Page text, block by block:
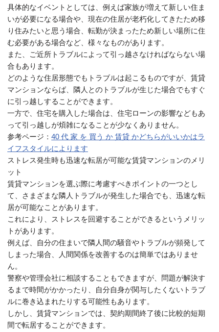
具体的なイベントとしては、例えば家族が増えて新しい住ま
いが必要になる場合や、現在の住居が老朽化してきたため移
り住みたいと思う場合、転勤が決まったため新しい場所に住
む必要がある場合など、様々なものがあります。
また、ご近所トラブルによって引っ越さなければならない場
合もあります。
どのような住居形態でもトラブルは起こるものですが、賃貸
マンションならば、隣人とのトラブルが生じた場合でもすぐ
に引っ越しすることができます。
一方で、住宅を購入した場合は、住宅ローンの影響などもあ
って引っ越しが煩雑になることが少なくありません。
参考ページ： 40 代 家 を 買う か 賃貸 かどちらがいいかはラ
イフスタイルによります
ストレス発生時も迅速な転居が可能な賃貸マンションのメリ
ット
賃貸マンションを選ぶ際に考慮すべきポイントの一つとし
て、さまざまな隣人トラブルが発生した場合でも、迅速な転
居が可能なことがあります。
これにより、ストレスを回避することができるというメリッ
トがあります。
例えば、自分の住まいで隣人間の騒音やトラブルが頻発して
しまった場合、人間関係を改善するのは簡単ではありませ
ん。
警察や管理会社に相談することもできますが、問題が解決す
るまで時間がかかったり、自分自身が関与したくないトラブ
ルに巻き込まれたりする可能性もあります。
しかし、賃貸マンションでは、契約期間終了後に比較的短期
間で転居することができます。